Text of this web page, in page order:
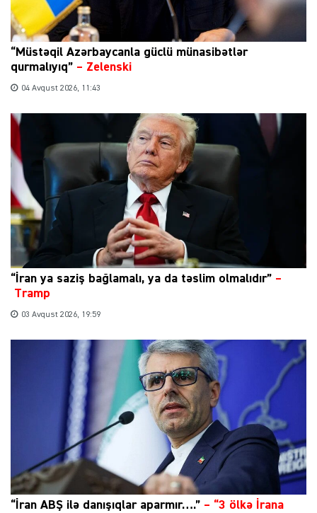
“Müstəqil Azərbaycanla güclü münasibətlər
qurmalıyıq” – Zelenski
04 Avqust 2026, 11:43
“İran ya saziş bağlamalı, ya da təslim olmalıdır” –
Tramp
03 Avqust 2026, 19:59
“İran ABŞ ilə danışıqlar aparmır….” – “3 ölkə İrana